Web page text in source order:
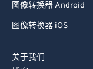
图像转换器 Android
图像转换器 iOS
关于我们